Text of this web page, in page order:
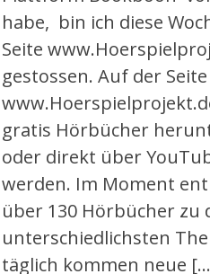
habe, bin ich diese
Seite
gestossen. Auf der Seite
gratis Hörbücher
oder direkt über
werden. Im Moment
über 130 Hörbücher zu
unterschiedlichsten
täglich kommen neue